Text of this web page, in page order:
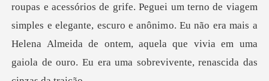
rno de viagem
simples e elegante, escuro e anônimo. Eu não era mais a
Helena Almeida de ontem, a